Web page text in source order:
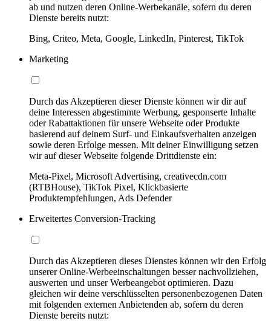
ab und nutzen deren Online-Werbekanäle, sofern du deren
Dienste bereits nutzt:
Bing, Criteo, Meta, Google, LinkedIn, Pinterest, TikTok
Marketing
Durch das Akzeptieren dieser Dienste können wir dir auf
deine Interessen abgestimmte Werbung, gesponserte Inhalte
oder Rabattaktionen für unsere Webseite oder Produkte
basierend auf deinem Surf- und Einkaufsverhalten anzeigen
sowie deren Erfolge messen. Mit deiner Einwilligung setzen
wir auf dieser Webseite folgende Drittdienste ein:
Meta-Pixel, Microsoft Advertising, creativecdn.com
(RTBHouse), TikTok Pixel, Klickbasierte
Produktempfehlungen, Ads Defender
Erweitertes Conversion-Tracking
Durch das Akzeptieren dieses Dienstes können wir den Erfolg
unserer Online-Werbeeinschaltungen besser nachvollziehen,
auswerten und unser Werbeangebot optimieren. Dazu
gleichen wir deine verschlüsselten personenbezogenen Daten
mit folgenden externen Anbietenden ab, sofern du deren
Dienste bereits nutzt: